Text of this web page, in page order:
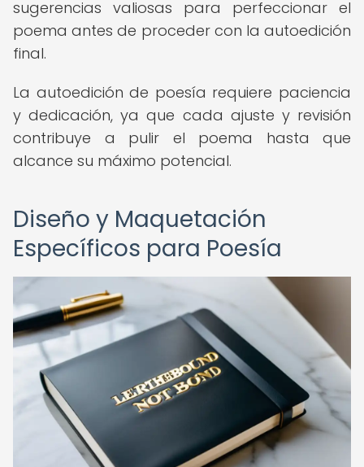
sugerencias valiosas para perfeccionar el
poema antes de proceder con la autoedición
final.
La autoedición de poesía requiere paciencia
y dedicación, ya que cada ajuste y revisión
contribuye a pulir el poema hasta que
alcance su máximo potencial.
Diseño y Maquetación
Específicos para Poesía